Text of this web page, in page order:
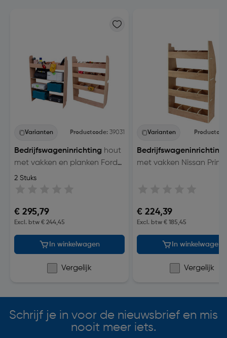
Varianten Productcode: 39031
Bedrijfswageninrichting hout
met vakken en planken Ford
Transit
2 Stuks
€ 295,79
Excl. btw € 244,45
In winkelwagen
Vergelijk
Varianten
Bedrijfswageninrichting
met vakken Nissan
€ 224,39
Excl. btw € 185,45
In winkelwagen
Vergelijk
Schrijf je in voor de nieuwsbrief en mis
nooit meer iets.